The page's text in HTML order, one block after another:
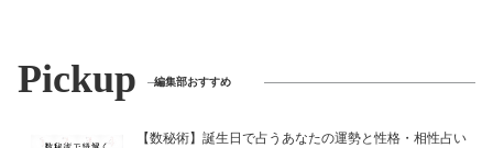
妊娠/出産/家族
Pickup 編集部おすすめ
【数秘術】誕生日で占うあなたの運勢と性格・相性占い